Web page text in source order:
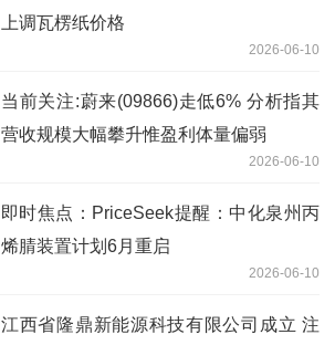
上调瓦楞纸价格
2026-06-10
当前关注:蔚来(09866)走低6% 分析指其
营收规模大幅攀升惟盈利体量偏弱
2026-06-10
即时焦点：PriceSeek提醒：中化泉州丙
烯腈装置计划6月重启
2026-06-10
江西省隆鼎新能源科技有限公司成立 注